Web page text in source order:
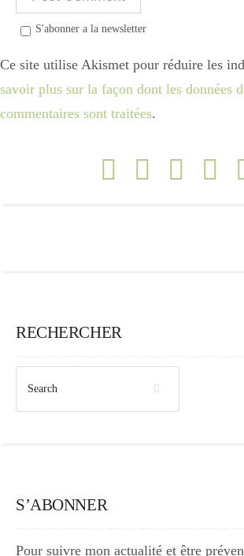
S'abonner a la newsletter
Ce site utilise Akismet pour réduire les
savoir plus sur la façon dont les données
commentaires sont traitées.
RECHERCHER
S’ABONNER
Pour suivre mon actualité et être